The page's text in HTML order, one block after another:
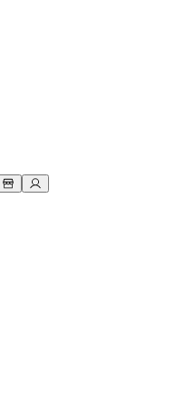
quelle plateforme
équipe
temps réel
immersifs
Unity
avec un support expert